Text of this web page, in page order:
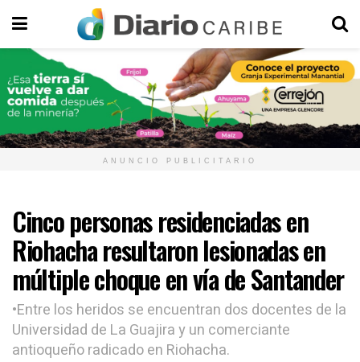
ANUNCIO PUBLICITARIO
Cinco personas residenciadas en
Riohacha resultaron lesionadas en
múltiple choque en vía de Santander
•Entre los heridos se encuentran dos docentes de la
Universidad de La Guajira y un comerciante
antioqueño radicado en Riohacha.